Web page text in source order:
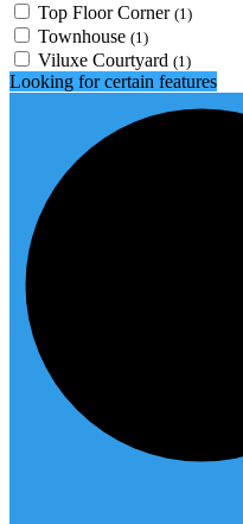
Top Floor Corner (1)
Townhouse (1)
Viluxe Courtyard (1)
Looking for certain features